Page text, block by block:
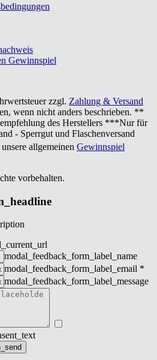
Gewinnspiel
zzgl. Zahlung & Versand
wenn nicht anders beschrieben. **
des Herstellers ***Nur für
- Sperrgut und Flaschenversand
allgemeinen Gewinnspiel
vorbehalten.
modal_feedback_form_label_name
modal_feedback_form_label_email *
modal_feedback_form_label_message